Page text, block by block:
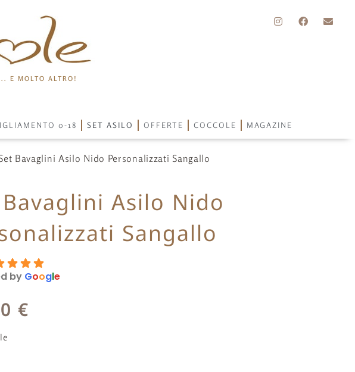
E MOLTO ALTRO!
0-18 SET ASILO OFFERTE COCCOLE MAGAZINE
Bavaglini Asilo Nido Personalizzati Sangallo
Asilo Nido
Sangallo
by Google
€